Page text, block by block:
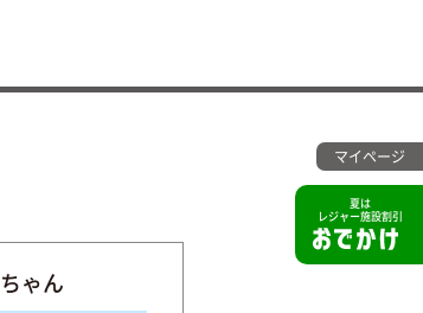
夏は
レジャー施設割引
マイページ
ゃん